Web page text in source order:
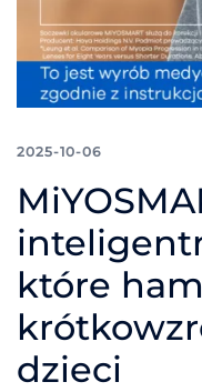
2025-10-06
które
dzieci